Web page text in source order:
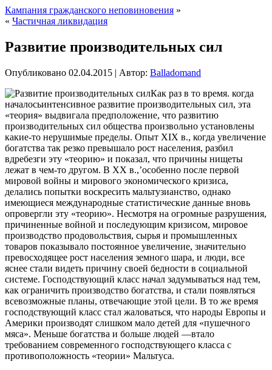
Кампания гражданского неповиновения »
« Частичная ликвидация
Развитие производительных сил
Опубликовано 02.04.2015 | Автор: Balladomand
Как раз в то время. когда
началосьинтенсивное развитие производительных сил, эта
«теория» выдвигала предположение, что развитию
производительных сил общества произвольно установлены
какие-то нерушимые пределы. Опыт XIX в., когда увеличение
богатства так резко превышало рост населения, разбил
вдребезги эту «теорию» и показал, что причины нищеты
лежат в чем-то другом. В XX в.,’особенно после первой
мировой войны и мирового экономического кризиса,
делались попытки воскресить мальтузианство, однако
имеющиеся международные статистические данные вновь
опровергли эту «теорию». Несмотря на огромные разрушения,
причиненные войной и последующим кризисом, мировое
производство продовольствия, сырья и промышленных
товаров показывало постоянное увеличение, значительно
превосходящее рост населения земного шара, и люди, все
яснее стали видеть причину своей бедности в социальной
системе. Господствующий класс начал задумываться над тем,
как ограничить производство богатства, и стали появляться
всевозможные планы, отвечающие этой цели. В то же время
господствующий класс стал жаловаться, что народы Европы и
Америки производят слишком мало детей для «пушечного
мяса». Меньше богатства и больше людей —втало
требованием современного господствующего класса с
противоположность «теории» Мальтуса.